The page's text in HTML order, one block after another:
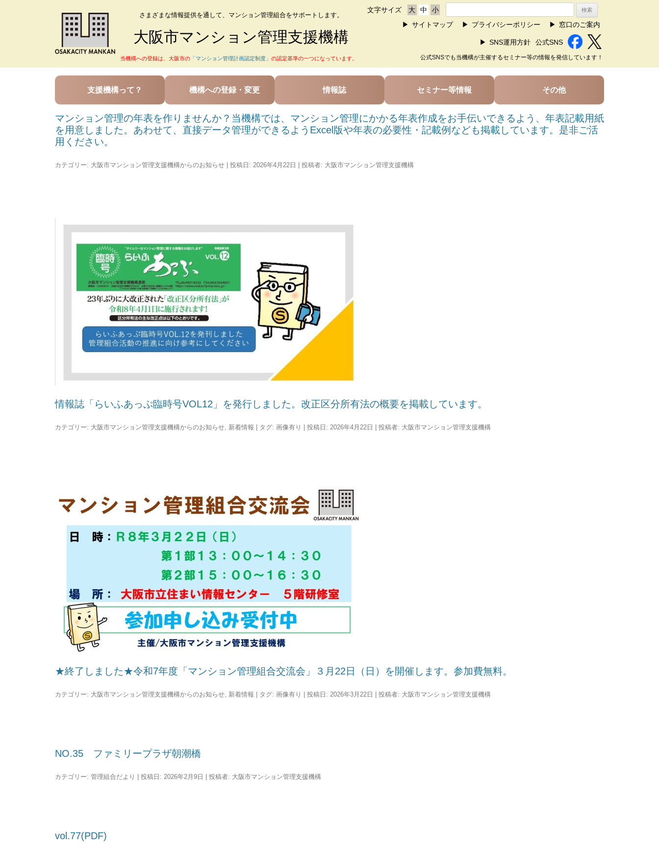
さまざまな情報提供を通して、マンション管理組合をサポートします。
大阪市マンション管理支援機構
当機構への登録は、大阪市の 「マンション管理計画認定制度」の認定基準の一つになっています。
文字サイズ 大 中
小
サイトマップ
プライバシーポリシー 窓口のご案内
SNS運用方針 公式SNS
公式SNSでも当機構が主催するセミナー等の情報を発信しています！
支援機構って？ 機構への登録・変更 情報誌 セミナー等情報 その他
マンション管理の年表を作りませんか？当機構では、マンション管理にかかる年表作成をお手伝いできるよう、年表記載用紙
を用意しました。あわせて、直接データ管理ができるようExcel版や年表の必要性・記載例なども掲載しています。是非ご活
用ください。
カテゴリー: 大阪市マンション管理支援機構からのお知らせ | 投稿日: 2026年4月22日 投稿者: 大阪市マンション管理支援機構
情報誌「らいふあっぷ臨時号VOL12」を発行しました。改正区分所有法の概要を掲載しています。
カテゴリー: 大阪市マンション管理支援機構からのお知らせ, 新着情報 | タグ: 画像有り | 投稿日: 2026年4月22日 投稿者: 大阪市マンション管理支援機構
★終了しました★令和7年度「マンション管理組合交流会」３月22日（日）を開催します。参加費無料。
カテゴリー: 大阪市マンション管理支援機構からのお知らせ, 新着情報 | タグ: 画像有り | 投稿日: 2026年3月22日 投稿者: 大阪市マンション管理支援機構
NO.35 ファミリープラザ朝潮橋
カテゴリー: 管理組合だより | 投稿日: 2026年2月9日 投稿者: 大阪市マンション管理支援機構
vol.77(PDF)